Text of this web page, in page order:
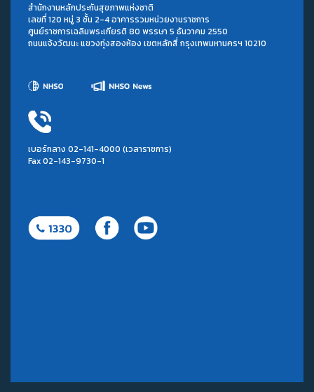
สำนักงานหลักประกันสุขภาพแห่งชาติ
เลขที่ 120 หมู่ 3 ชั้น 2-4 อาคารรวมหน่วยงานราชการ
ศูนย์ราชการเฉลิมพระเกียรติ 80 พรรษา 5 ธันวาคม 2550
ถนนแจ้งวัฒนะ แขวงทุ่งสองห้อง เขตหลักสี่ กรุงเทพมหานครฯ 10210
เบอร์กลาง 02-141-4000 (เวลาราชการ)
Fax 02-143-9730-1